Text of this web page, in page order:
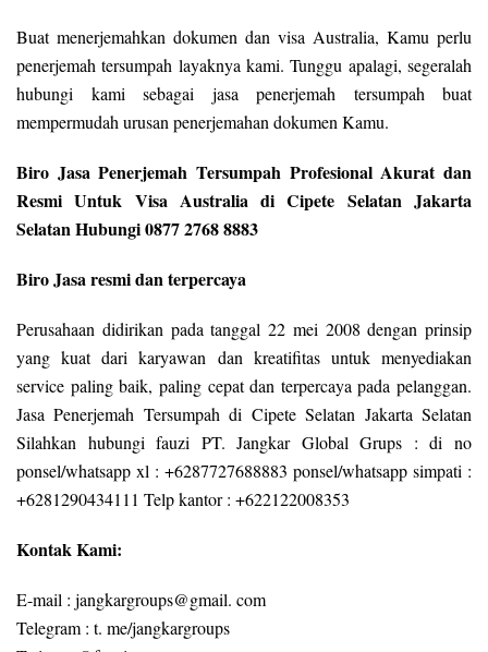
Buat menerjemahkan dokumen dan visa Australia, Kamu perlu
penerjemah tersumpah layaknya kami. Tunggu apalagi, segeralah
hubungi kami sebagai jasa penerjemah tersumpah buat
mempermudah urusan penerjemahan dokumen Kamu.
Biro Jasa Penerjemah Tersumpah Profesional Akurat dan
Resmi Untuk Visa Australia di Cipete Selatan Jakarta
Selatan Hubungi 0877 2768 8883
Biro Jasa resmi dan terpercaya
Perusahaan didirikan pada tanggal 22 mei 2008 dengan prinsip
yang kuat dari karyawan dan kreatifitas untuk menyediakan
service paling baik, paling cepat dan terpercaya pada pelanggan.
Jasa Penerjemah Tersumpah di Cipete Selatan Jakarta Selatan
Silahkan hubungi fauzi PT. Jangkar Global Grups : di no
ponsel/whatsapp xl : +6287727688883 ponsel/whatsapp simpati :
+6281290434111 Telp kantor : +622122008353
Kontak Kami:
E-mail : jangkargroups@gmail. com
Telegram : t. me/jangkargroups